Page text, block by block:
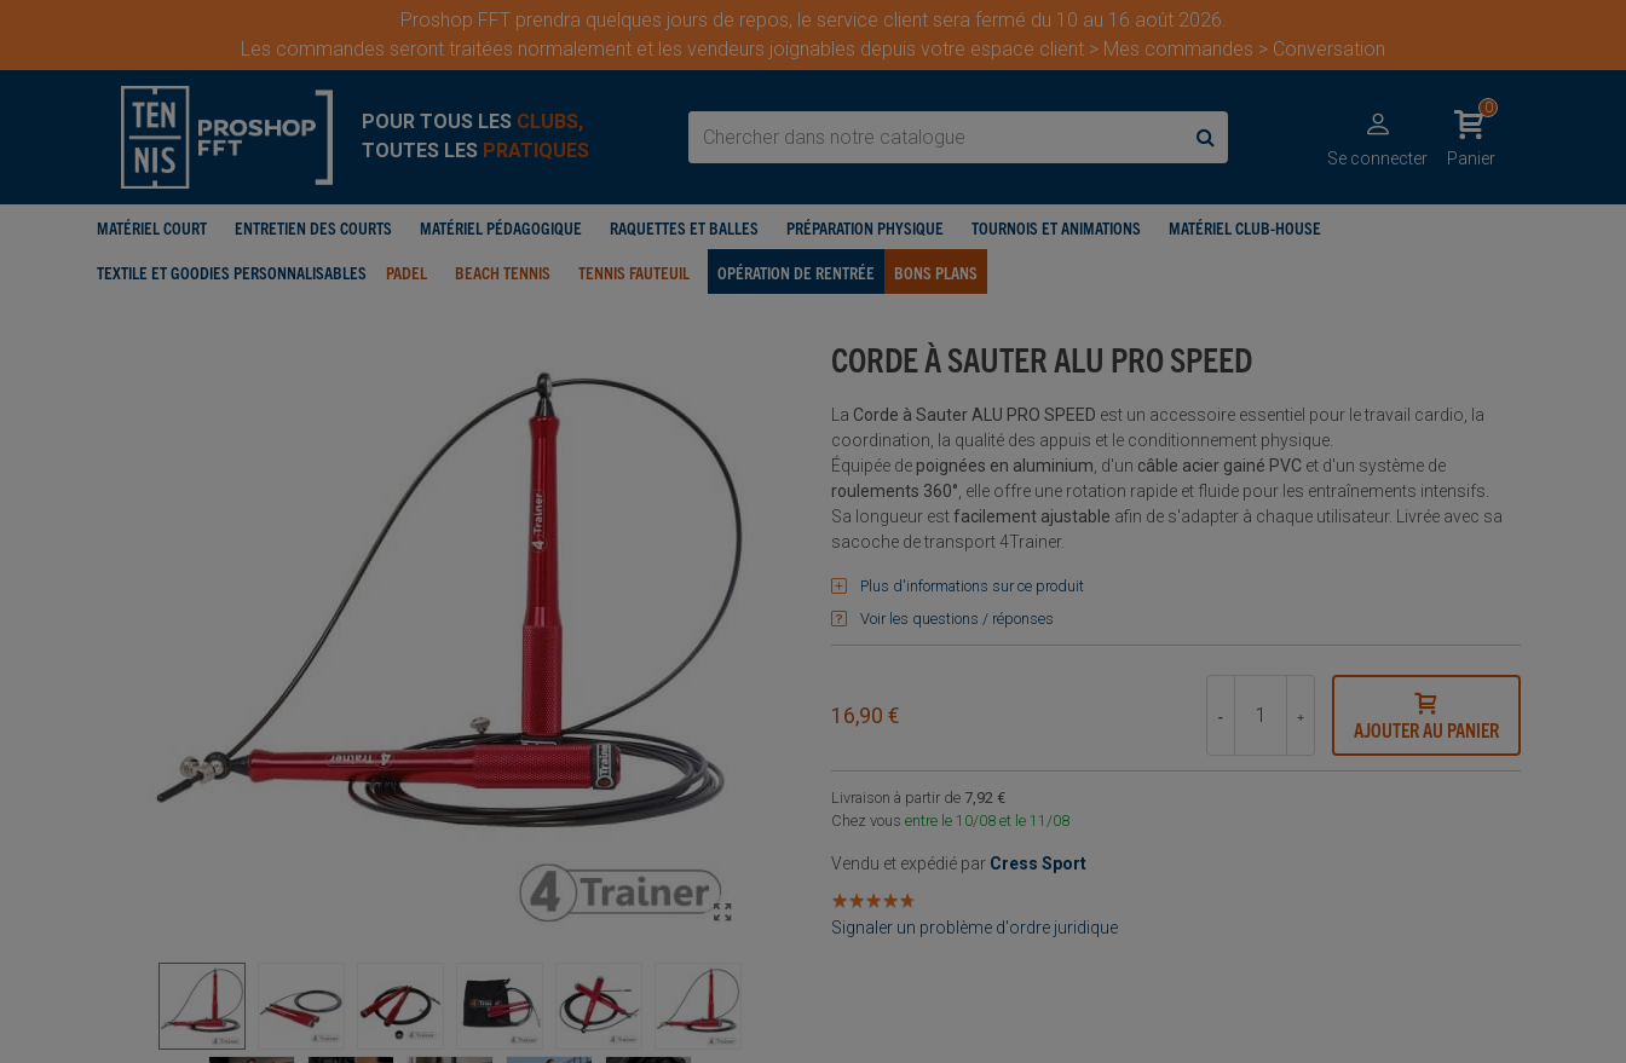
Proshop FFT prendra quelques jours de repos, le service client sera fermé du 10 au 16 août 2026.
Les commandes seront traitées normalement et les vendeurs joignables depuis votre espace client > Mes commandes > Conversation
POUR TOUS LES CLUBS,
TOUTES LES PRATIQUES Se connecter
0
Panier
MATÉRIEL COURT ENTRETIEN DES COURTS MATÉRIEL PÉDAGOGIQUE RAQUETTES ET BALLES PRÉPARATION PHYSIQUE TOURNOIS ET ANIMATIONS MATÉRIEL CLUB-HOUSE
TEXTILE ET GOODIES PERSONNALISABLES PADEL BEACH TENNIS TENNIS FAUTEUIL OPÉRATION DE RENTRÉE BONS PLANS
CORDE À SAUTER ALU PRO SPEED
La Corde à Sauter ALU PRO SPEED est un accessoire essentiel pour le travail cardio, la
coordination, la qualité des appuis et le conditionnement physique.
Équipée de poignées en aluminium, d'un câble acier gainé PVC et d'un système de
roulements 360°, elle offre une rotation rapide et fluide pour les entraînements intensifs.
Sa longueur estfacilement ajustable afin de s'adapter à chaque utilisateur. Livrée avec sa
sacoche de transport 4Trainer.
Plus d'informations sur ce produit
Voir les questions / réponses
16,90 € - +
AJOUTER AU PANIER
Livraison à partir de 7,92 €
Chez vous entre le 10/08 et le 11/08
Vendu et expédié par Cress Sport
★★★★★
★★★★★
Signaler un problème d'ordre juridique